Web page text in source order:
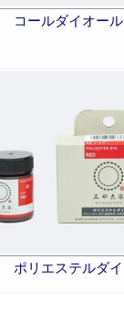
コールダイオール
ポリエステルダイ